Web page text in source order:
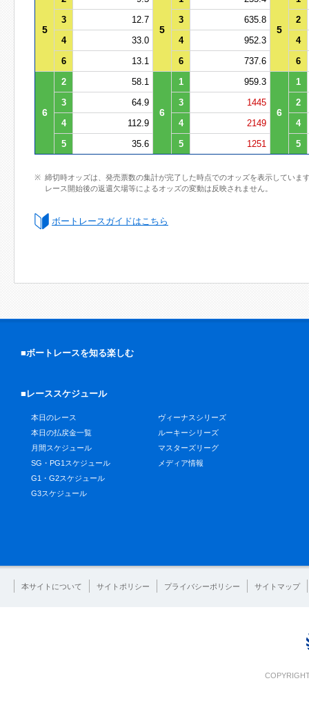
5 5 5
3
12.7 3 635.8
2
4
33.0 4 952.3
4
6
13.1 6 737.6 6
6
2 58.1
6
1 959.3
6
1
3
64.9 3 1445
2
4
112.9 4 2149
4
5
35.6 5 1251 5
締切時オッズは、発売票数の集計が完了した時点でのオッズを表示していま
レース開始後の返還欠場等によるオッズの変動は反映されません。
ボートレースガイドはこちら
■ボートレースを知る楽しむ
■レーススケジュール
本日のレース
本日の払戻金一覧
月間スケジュール
SG・PG1スケジュール
G1・G2スケジュール
G3スケジュール
ヴィーナスシリーズ
ルーキーシリーズ
マスターズリーグ
メディア情報
本サイトについて サイトポリシー プライバシーポリシー サイトマップ